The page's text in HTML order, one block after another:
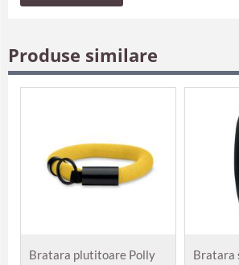
Produse similare
Bratara plutitoare Polly Bratara